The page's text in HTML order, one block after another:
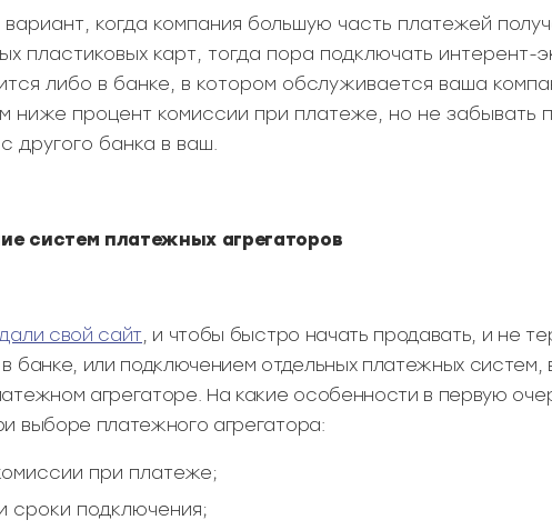
вариант, когда компания большую часть платежей
пластиковых карт, тогда пора подключать интерент-
либо в банке, в котором обслуживается ваша
ниже процент комиссии при платеже, но не забывать
другого банка в ваш.
систем платежных агрегаторов
свой сайт, и чтобы быстро начать продавать, и не
банке, или подключением отдельных платежных
агрегаторе. На какие особенности в первую
выборе платежного агрегатора:
при платеже;
сроки подключения;